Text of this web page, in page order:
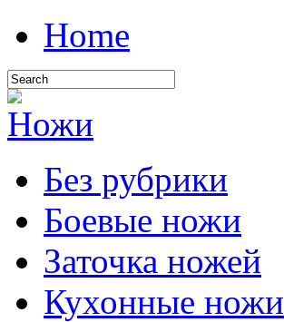
Home
Без рубрики
Боевые ножи
Заточка ножей
Кухонные ножи